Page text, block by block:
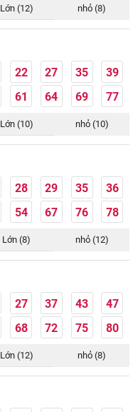
Lớn (12) nhỏ (8)
22 27 35
39
61 64 69 77
Lớn (10) nhỏ (10)
28 29 35
36
54 67 76 78
Lớn (8) nhỏ (12)
27 37 43
47
68 72 75 80
Lớn (12) nhỏ (8)